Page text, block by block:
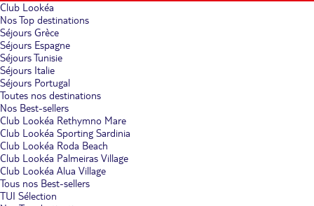
Club Lookéa
Nos Top destinations
Séjours Grèce
Séjours Espagne
Séjours Tunisie
Séjours Italie
Séjours Portugal
Toutes nos destinations
Nos Best-sellers
Club Lookéa Rethymno Mare
Club Lookéa Sporting Sardinia
Club Lookéa Roda Beach
Club Lookéa Palmeiras Village
Club Lookéa Alua Village
Tous nos Best-sellers
TUI Sélection